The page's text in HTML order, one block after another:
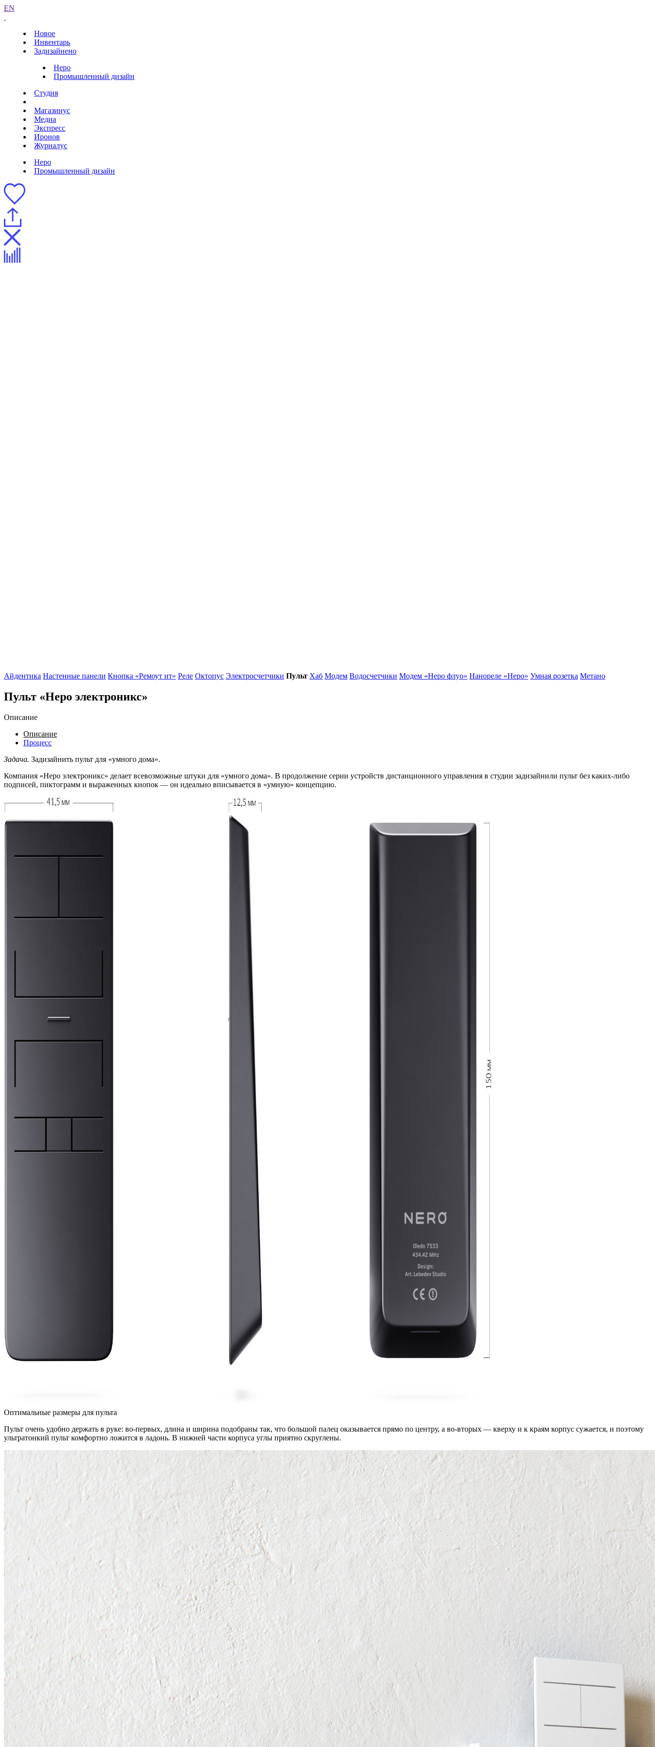
EN
Новое
Инвентарь
Задизайнено
Неро
Промышленный дизайн
Студия
Магазинус
Медиа
Экспресс
Иронов
Журналус
Неро
Промышленный дизайн
Айдентика Настенные панели Кнопка «Ремоут ит» Реле Октопус Электросчетчики Пульт Хаб Модем Водосчетчики Модем «Неро флуо» Нанореле «Неро» Умная розетка Метано
Пульт «Неро электроникс»
Описание
Описание
Процесс
Задача. Задизайнить пульт для «умного дома».
Компания «Неро электроникс» делает всевозможные штуки для «умного дома». В продолжение серии устройств дистанционного управления в студии задизайнили пульт без каких-либо
подписей, пиктограмм и выраженных кнопок — он идеально вписывается в «умную» концепцию.
Оптимальные размеры для пульта
Пульт очень удобно держать в руке: во-первых, длина и ширина подобраны так, что большой палец оказывается прямо по центру, а во-вторых — кверху и к краям корпус сужается, и поэтому
ультратонкий пульт комфортно ложится в ладонь. В нижней части корпуса углы приятно скруглены.